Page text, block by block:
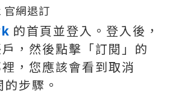
網退訂
的首頁並登入。登入後，
，然後點擊「訂閱」的
，您應該會看到取消
步驟。